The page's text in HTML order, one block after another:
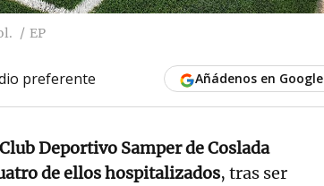
EP
preferente Añádenos en Google
Club Deportivo Samper de Coslada
de ellos hospitalizados, tras ser